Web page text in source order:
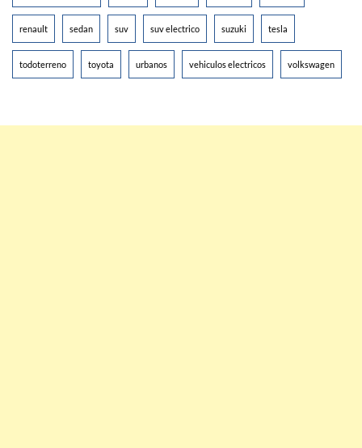
renault sedan suv suv electrico suzuki tesla
todoterreno toyota urbanos vehiculos electricos volkswagen